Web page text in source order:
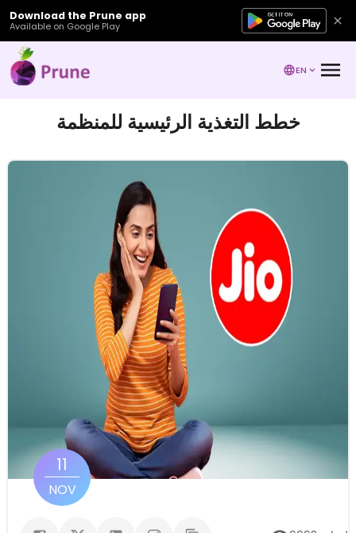
Download the Prune app
Available on Google Play
EN
خطط التغذية الرئيسية للمنظمة
11
NOV